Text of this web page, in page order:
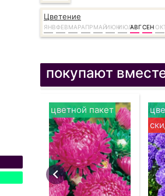
Цветение
ЯНВФЕВМАРАПР МАЙИЮНИЮЛАВГСЕН
покупают
цветной пакет